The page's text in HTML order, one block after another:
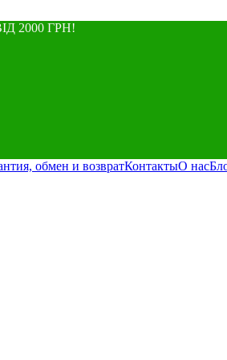
2000 ГРН!
обмен и возвратКонтактыО нас